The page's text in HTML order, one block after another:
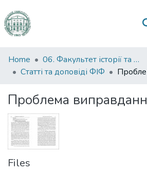
Communities
&
All of DSpace
Statistics
Home
06. Факультет історії та філософії
Статті та доповіді ФІФ
Проблема
Files